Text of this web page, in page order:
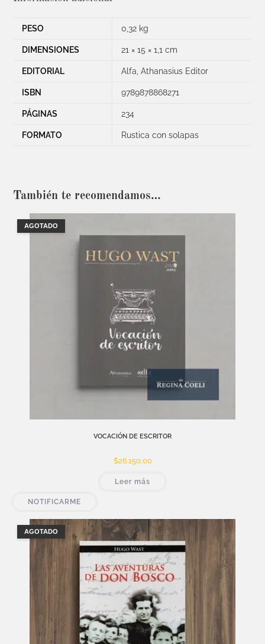
PESO 0,32 kg
DIMENSIONES 21 × 15 × 1,1 cm
EDITORIAL Alfa ,Athanasius Editor
ISBN 9789878868271
PÁGINAS 234
FORMATO Rustica con solapas
También te recomendamos…
AGOTADO
VOCACIÓN DE ESCRITOR
$26.150,00
Leer más
NOTIFICARME
AGOTADO